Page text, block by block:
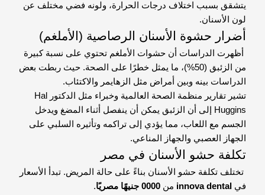
يتشقق بسبب اختلاف درجات الحرارة، ولونه فضي مختلف عن
لون الأسنان.
أضرار حشوة الأسنان الرصاصية (الأملغم)
أظهرت الدراسات أن حشوات الأملغم تحتوي على نسبة كبيرة
من الزئبق (50%)، ما يمثل خطرًا على الصحة. حيث ربطت بعض
الدراسات بينه وبين أمراض مثل الزهايمر والاكتئاب.
تشير تقارير منظمة الصحة العالمية وخبراء مثل الدكتور Hal
Huggins إلى أن الزئبق يمكن أن ينفصل أثناء المضغ ويدخل
الجسم مع اللعاب، مما يؤدي إلى تراكمه وتأثيره السلبي على
الجهاز العصبي والجهاز المناعي.
تكلفة حشو الأسنان في مصر
تختلف تكلفة حشو الأسنان بناءً على حالة المريض. تبدأ الأسعار
في innova dental من 0000 جنيهًا مصريًا
.